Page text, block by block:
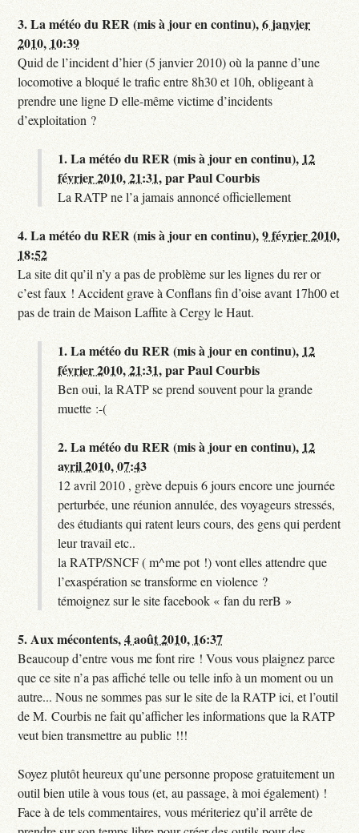
3.La météo du RER (mis à jour en continu),6 janvier
2010, 10:39
Quid de l’incident d’hier (5 janvier 2010) où la panne d’une
locomotive a bloqué le trafic entre 8h30 et 10h, obligeant à
prendre une ligne D elle-même victime d’incidents
d’exploitation ?
1.La météo du RER (mis à jour en continu), 12
février 2010, 21:31,parPaul Courbis
La RATP ne l’a jamais annoncé officiellement
4.La météo du RER (mis à jour en continu),9 février 2010,
18:52
La site dit qu’il n’y a pas de problème sur les lignes du rer or
c’est faux ! Accident grave à Conflans fin d’oise avant 17h00 et
pas de train de Maison Laffite à Cergy le Haut.
1.La météo du RER (mis à jour en continu), 12
février 2010, 21:31,parPaul Courbis
Ben oui, la RATP se prend souvent pour la grande
muette :-(
2.La météo du RER (mis à jour en continu), 12
avril 2010, 07:43
12 avril 2010 , grève depuis 6 jours encore une journée
perturbée, une réunion annulée, des voyageurs stressés,
des étudiants qui ratent leurs cours, des gens qui perdent
leur travail etc..
la RATP/SNCF ( m^me pot !) vont elles attendre que
l’exaspération se transforme en violence ?
témoignez sur le site facebook « fan du rerB »
5.Aux mécontents,4 août 2010, 16:37
Beaucoup d’entre vous me font rire ! Vous vous plaignez parce
que ce site n’a pas affiché telle ou telle info à un moment ou un
autre... Nous ne sommes pas sur le site de la RATP ici, et l’outil
de M. Courbis ne fait qu’afficher les informations que la RATP
veut bien transmettre au public !!!
Soyez plutôt heureux qu’une personne propose gratuitement un
outil bien utile à vous tous (et, au passage, à moi également) !
Face à de tels commentaires, vous mériteriez qu’il arrête de